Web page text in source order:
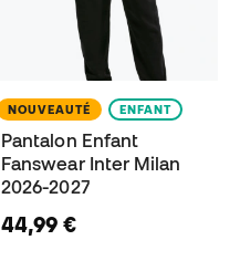
NOUVEAUTÉ ENFANT
Pantalon Enfant
Fanswear Inter Milan
2026-2027
44,99 €